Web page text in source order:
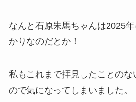
なんと石原朱馬ちゃんは2025
かりなのだとか！
私もこれまで拝見したことのな
ので気になってしまいました。